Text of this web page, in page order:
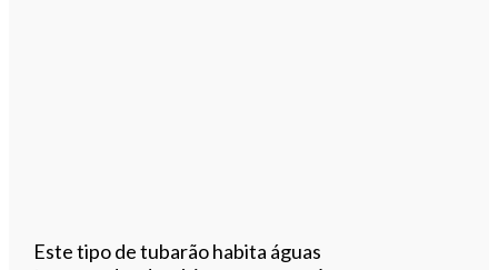
Este tipo de tubarão habita águas